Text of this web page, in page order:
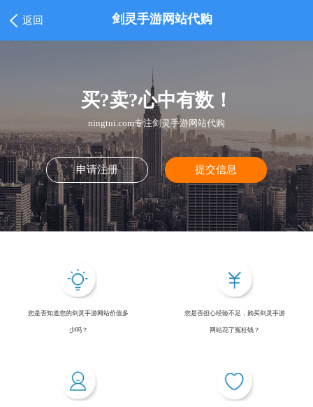
返回 剑灵手游网站代购
买?卖?心中有数！
ningtui.com专注剑灵手游网站代购
申请注册 提交信息
您是否知道您的剑灵手游网站价值多
少吗？
您是否担心经验不足，购买剑灵手游
网站花了冤枉钱？